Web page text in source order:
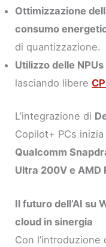
Ottimizzazione
consumo
di quantizzazione.
Utilizzo delle
lasciando libere
L’integrazione di
Copilot+ PCs
Qualcomm
Ultra 200V e AMD
Il futuro dell’AI su
cloud in sinergia
Con